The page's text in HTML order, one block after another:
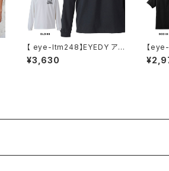
【 eye-ltm248】EYEDY アイ
ディー 大きいサイズ メンズ ロ
ングTシャツ OLDIES ロンT
¥3,630
【
ディ
トスリ